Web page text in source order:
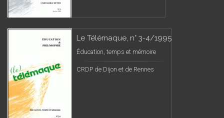
Le Télémaque, n° 3-4/1995
Éducation, temps et mémoire
CRDP de Dijon et de Rennes